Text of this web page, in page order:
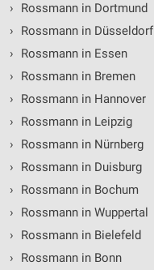
›
Rossmann in Dortmund
›
Rossmann in Düsseldorf
›
Rossmann in Essen
›
Rossmann in Bremen
›
Rossmann in Hannover
›
Rossmann in Leipzig
›
Rossmann in Nürnberg
›
Rossmann in Duisburg
›
Rossmann in Bochum
›
Rossmann in Wuppertal
›
Rossmann in Bielefeld
›
Rossmann in Bonn